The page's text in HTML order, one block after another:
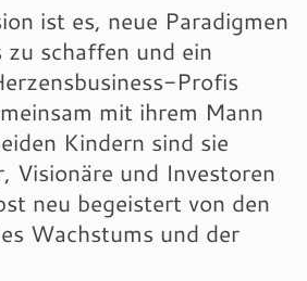
ist es, neue Paradigmen
zu schaffen und ein
Profis
mit ihrem Mann
Kindern sind sie
Visionäre und Investoren
neu begeistert von den
Wachstums und der